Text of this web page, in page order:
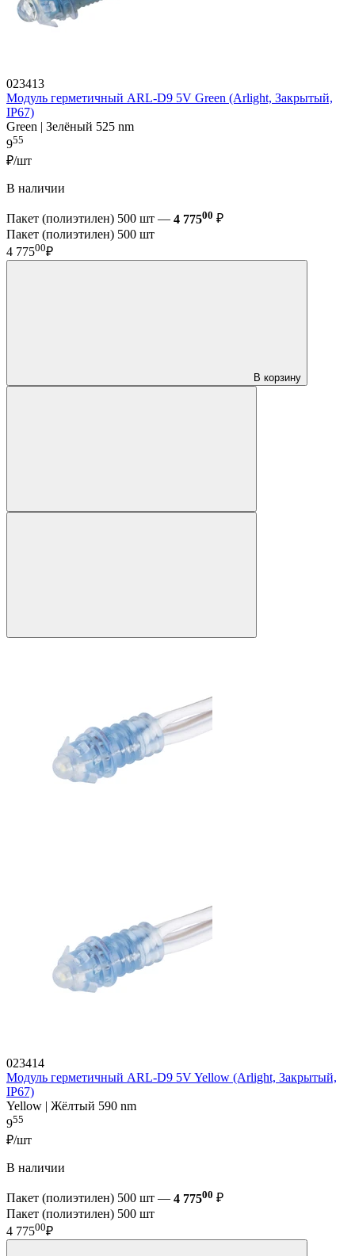
023413
Модуль герметичный ARL-D9 5V Green (Arlight, Закрытый,
IP67)
Green | Зелёный 525 nm
955
₽/шт
В наличии
Пакет (полиэтилен) 500 шт — 4 77500 ₽
Пакет (полиэтилен) 500 шт
4 77500₽
В корзину
023414
Модуль герметичный ARL-D9 5V Yellow (Arlight, Закрытый,
IP67)
Yellow | Жёлтый 590 nm
955
₽/шт
В наличии
Пакет (полиэтилен) 500 шт — 4 77500 ₽
Пакет (полиэтилен) 500 шт
4 77500₽